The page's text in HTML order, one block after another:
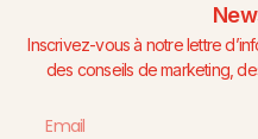
Inscrivez-vous à notre lettre
des conseils de marketing,